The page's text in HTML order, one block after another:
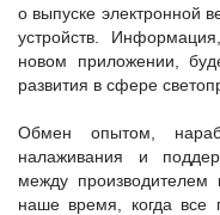
о выпуске электронной
устройств.
новом приложении,
развития в сфере
Обмен опытом,
налаживания и
между
наше время, когда все